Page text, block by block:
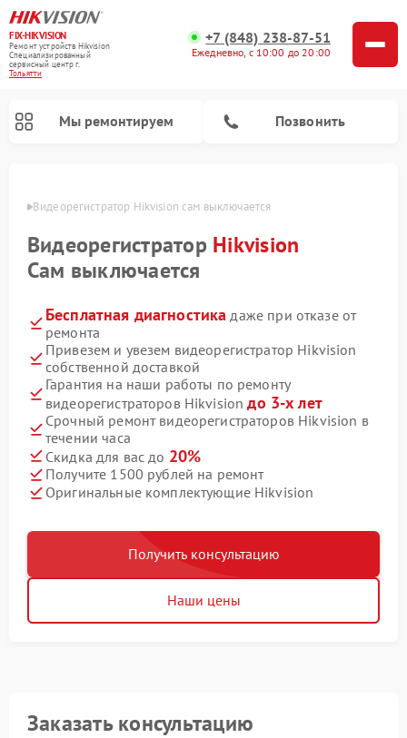
FIX-HIKVISION
Ремонт устройств Hikvision
Специализированный
cервисный центр г.
Тольятти
+7 (848) 238-87-51
Ежедневно, с 10:00 до 20:00
Мы ремонтируем Позвонить
Видеорегистратор Hikvision сам выключается
Видеорегистратор Hikvision
Сам выключается
Бесплатная диагностика даже при отказе от
ремонта
Привезем и увезем видеорегистратор Hikvision
собственной доставкой
Гарантия на наши работы по ремонту
видеорегистраторов Hikvisionдо 3-х лет
Срочный ремонт видеорегистраторов Hikvision в
течении часа
Скидка для вас до 20%
Получите 1500 рублей на ремонт
Оригинальные комплектующие Hikvision
Получить консультацию
Наши цены
Заказать консультацию